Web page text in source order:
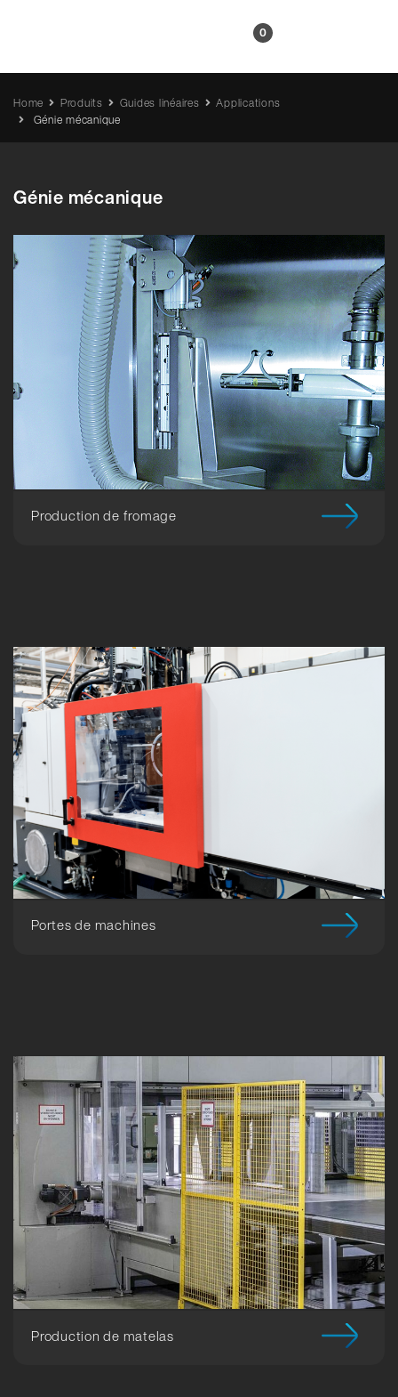
0
Home Produits Guides linéaires
Applications
Génie mécanique
Génie mécanique
Production de fromage
Portes de machines
Production de matelas